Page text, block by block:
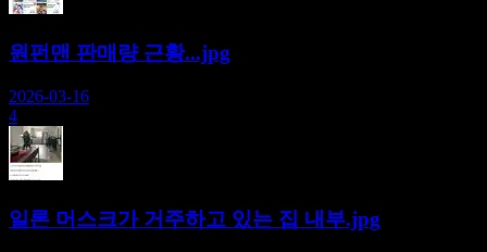
원펀맨 판매량 근황...jpg
2026-03-16
4
일론 머스크가 거주하고 있는 집 내부.jpg